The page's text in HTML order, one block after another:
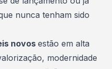
nunca tenham sido
novos estão em alta
modernidade